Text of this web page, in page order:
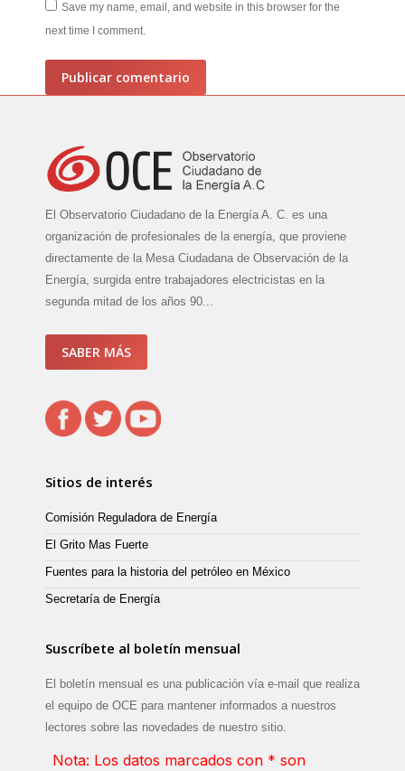
Save my name, email, and website in this browser for the
next time I comment.
Publicar comentario
El Observatorio Ciudadano de la Energía A. C. es una
organización de profesionales de la energía, que proviene
directamente de la Mesa Ciudadana de Observación de la
Energía, surgida entre trabajadores electricistas en la
segunda mitad de los años 90...
SABER MÁS
Sitios de interés
Comisión Reguladora de Energía
El Grito Mas Fuerte
Fuentes para la historia del petróleo en México
Secretaría de Energía
Suscríbete al boletín mensual
El boletín mensual es una publicación vía e-mail que realiza
el equipo de OCE para mantener informados a nuestros
lectores sobre las novedades de nuestro sitio.